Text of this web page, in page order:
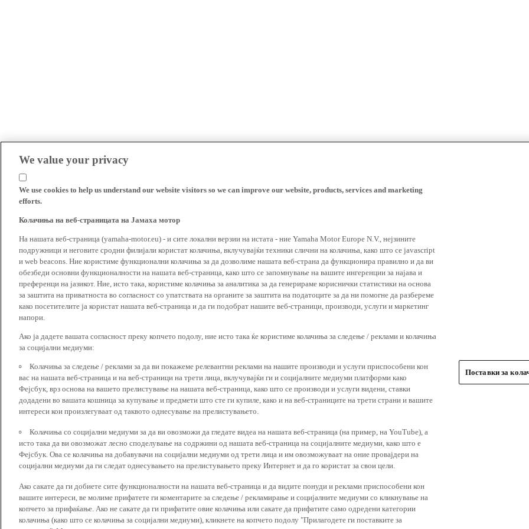
We value your privacy
We use cookies to help us understand our website visitors so we can improve our website, products, services and marketing
efforts.
Колачиња на веб-страницата на Јамаха мотор
На нашата веб-страница (yamaha-motor.eu) - и сите локални верзии на истата - ние Yamaha Motor Europe N.V., нејзините
подружници и неговите сродни филијали користат колачиња, вклучувајќи техники слични на колачиња, како што се javascript
и web beacons. Ние користиме функционални колачиња за да дозволиме нашата веб-страна да функционира правилно и да ви
обезбеди основни функционалности на нашата веб-страница, како што се запомнување на вашите ингеренции за најава и
преференци на јазикот. Ние, исто така, користиме колачиња за аналитика за да генерираме кориснички статистики на основа
за заштита на приватноста во согласност со упатствата на органите за заштита на податоците за да ни помогне да разбереме
како посетителите ја користат нашата веб-страница и да ги подобрат нашите веб-страници, производи, услуги и маркетинг
напори.
Ако ја дадете вашата согласност преку копчето подолу, ние исто така ќе користиме колачиња за следење / реклами и колачиња
за социјални медиуми:
Колачиња за следење / реклами за да ви покажеме релевантни реклами на нашите производи и услуги приспособени кон
вас на нашата веб-страница и на веб-страници на трети лица, вклучувајќи ги и социјалните медиуми платформи како
Фејсбук, врз основа на вашето прелистување на нашата веб-страница, како што се производи и услуги видени, ставки
додадени во вашата кошница за купување и предмети што сте ги купиле, како и на веб-страниците на трети страни и вашите
интереси кои произлегуваат од таквото однесување на прелистувањето.
Колачиња со социјални медиуми за да ви овозможи да гледате видеа на нашата веб-страница (на пример, на YouTube), а
исто така да ви овозможат лесно споделување на содржини од нашата веб-страница на социјалните медиуми, како што е
Фејсбук. Ова се колачиња на добавувачи на социјални медиуми од трети лица и им овозможуваат на оние провајдери на
социјални медиуми да ги следат однесувањето на прелистувањето преку Интернет и да го користат за свои цели.
Ако сакате да ги добиете сите функционалности на нашата веб-страница и да видите понуди и реклами приспособени кон
вашите интереси, ве молиме прифатете ги коментарите за следење / рекламирање и социјалните медиуми со кликнување на
копчето за прифаќање. Ако не сакате да ги прифатите овие колачиња или сакате да прифатите само одредени категории
колачиња (како што се колачиња за социјални медиуми), кликнете на копчето подолу "Прилагодете ги поставките за
Поставки за